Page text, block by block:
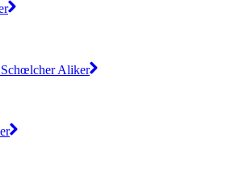
Schœlcher Aliker